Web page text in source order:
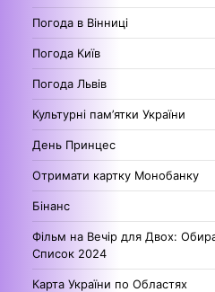
Погода в Вінниці
Погода Київ
Погода Львів
Культурні пам’ятки України
День Принцес
Отримати картку Монобанку
Бінанс
Фільм на Вечір для Двох:
Список 2024
Карта України по Областях